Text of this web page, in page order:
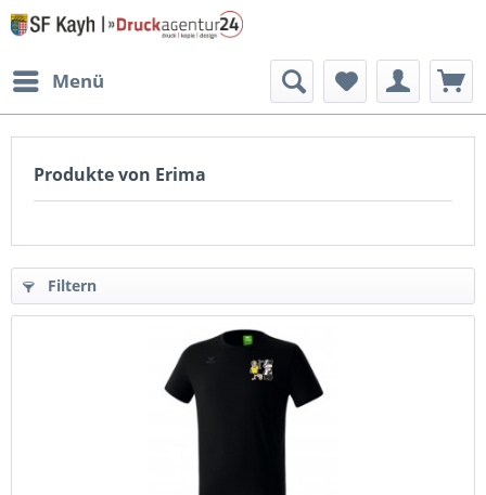
Menü
Produkte von Erima
Filtern